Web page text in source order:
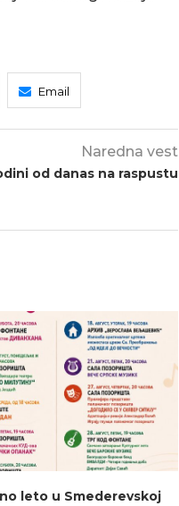
Email
Naredna vest
od danas na raspustu
leto u Smederevskoj